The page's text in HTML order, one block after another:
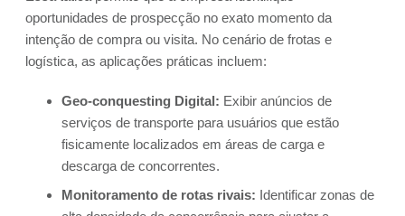
oportunidades de prospecção no exato momento da
intenção de compra ou visita. No cenário de frotas e
logística, as aplicações práticas incluem:
Geo-conquesting Digital: Exibir anúncios de
serviços de transporte para usuários que estão
fisicamente localizados em áreas de carga e
descarga de concorrentes.
Monitoramento de rotas rivais: Identificar zonas de